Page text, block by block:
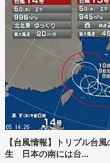
【台風情報】トリプル台
生 日本の南には台...